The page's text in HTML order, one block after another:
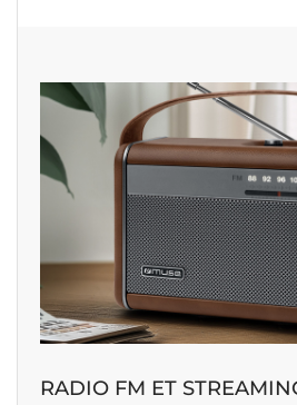
RADIO FM ET